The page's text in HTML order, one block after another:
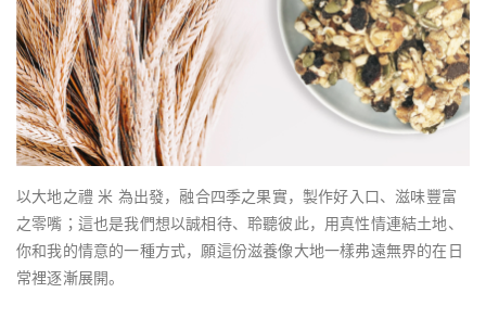
以大地之禮 米 為出發，融合四季之果實，製作好入口、滋味豐富
之零嘴；這也是我們想以誠相待、聆聽彼此，用真性情連結土地、
你和我的情意的一種方式，願這份滋養像大地一樣弗遠無界的在日
常裡逐漸展開。